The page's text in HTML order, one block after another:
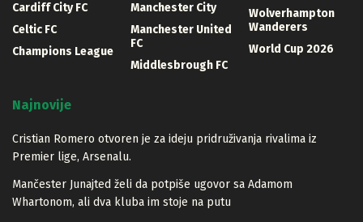
Cardiff City FC
Celtic FC
Champions League
Manchester City
Manchester United
FC
Middlesbrough FC
Wolverhampton
Wanderers
World Cup 2026
Najnovije
Cristian Romero otvoren je za ideju pridruživanja rivalima iz
Premier lige, Arsenalu.
Mančester Junajted želi da potpiše ugovor sa Adamom
Whartonom, ali dva kluba im stoje na putu